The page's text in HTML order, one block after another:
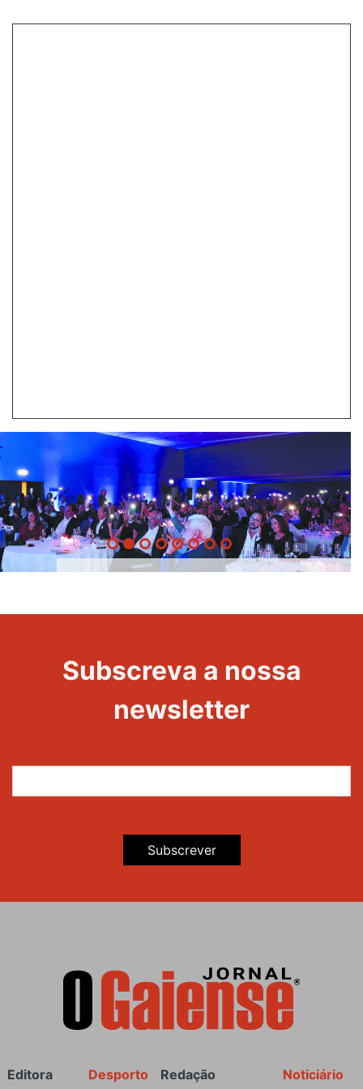
Evento
Maravilhas
Subscreva a nossa
newsletter
Subscrever
Rodapé Noticiário
Redação
Desporto
Editora